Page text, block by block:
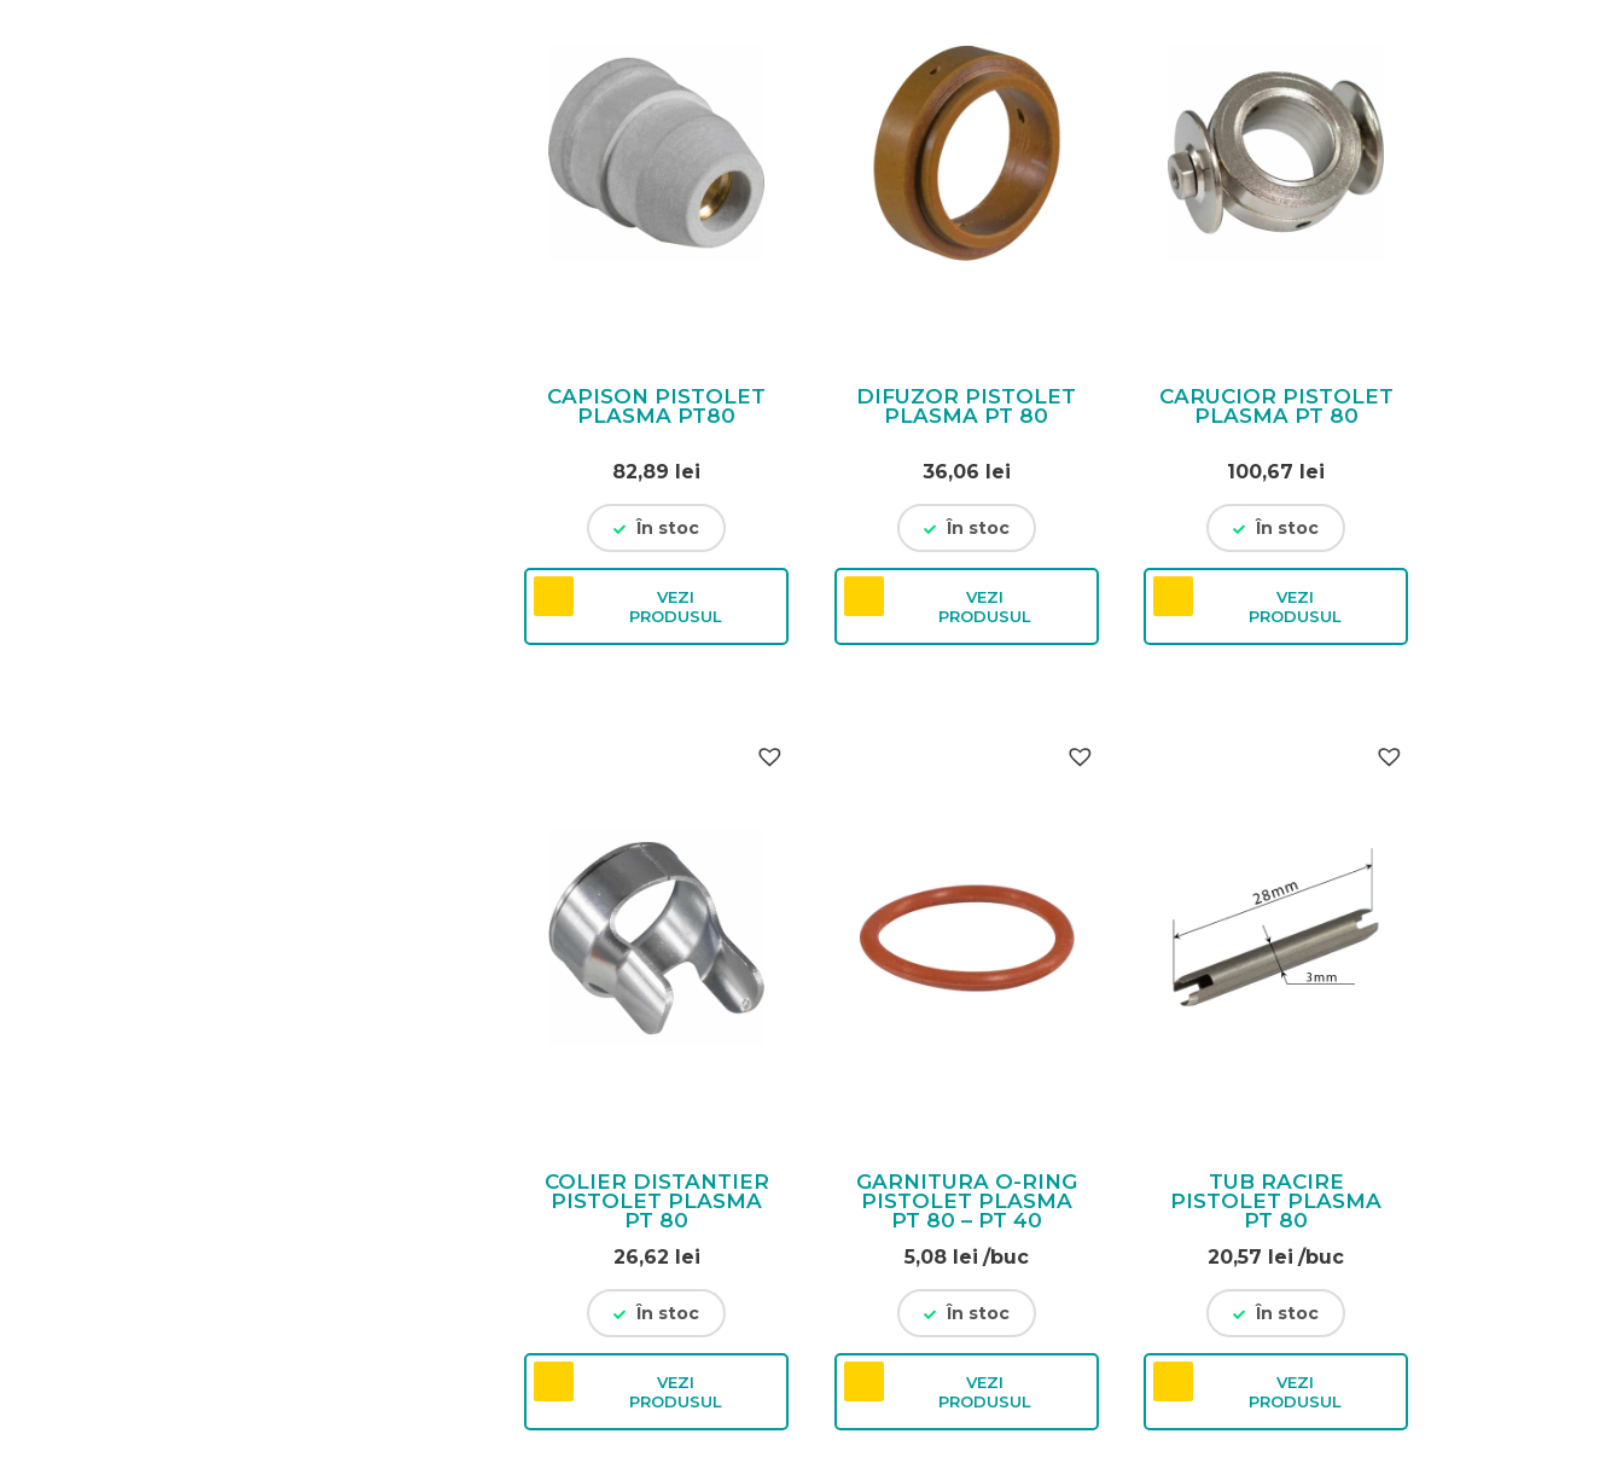
CAPISON PISTOLET
PLASMA PT80
82,89 lei
În stoc
VEZI
PRODUSUL
DIFUZOR PISTOLET
PLASMA PT 80
36,06 lei
În stoc
VEZI
PRODUSUL
CARUCIOR PISTOLET
PLASMA PT 80
100,67 lei
În stoc
VEZI
PRODUSUL
COLIER DISTANTIER
PISTOLET PLASMA
PT 80
26,62 lei
În stoc
VEZI
PRODUSUL
GARNITURA O-RING
PISTOLET PLASMA
PT 80 – PT 40
5,08 lei /buc
În stoc
VEZI
PRODUSUL
TUB RACIRE
PISTOLET PLASMA
PT 80
20,57 lei /buc
În stoc
VEZI
PRODUSUL